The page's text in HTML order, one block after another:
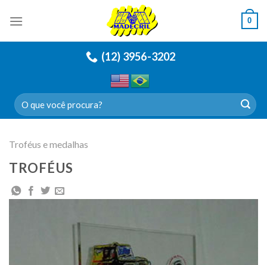
0
(12) 3956-3202
Pesquisar
por:
Troféus e medalhas
TROFÉUS